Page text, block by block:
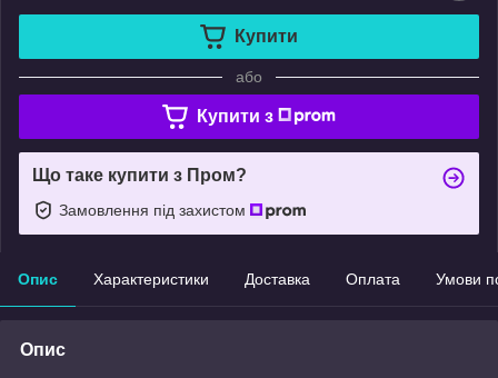
Купити
або
Купити з
Що таке купити з Пром?
Замовлення під захистом
Опис Характеристики Доставка Оплата Умови
Опис